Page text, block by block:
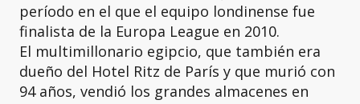
período en el que el equipo londinense fue
finalista de la Europa League en 2010.
El multimillonario egipcio, que también era
dueño del Hotel Ritz de París y que murió con
94 años, vendió los grandes almacenes en